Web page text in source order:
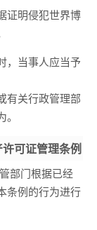
证明侵犯世界博
，当事人应当予
有关行政管理部
可证管理条例
部门根据已经
条例的行为进行